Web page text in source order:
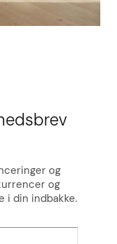
og
og
i din indbakke.